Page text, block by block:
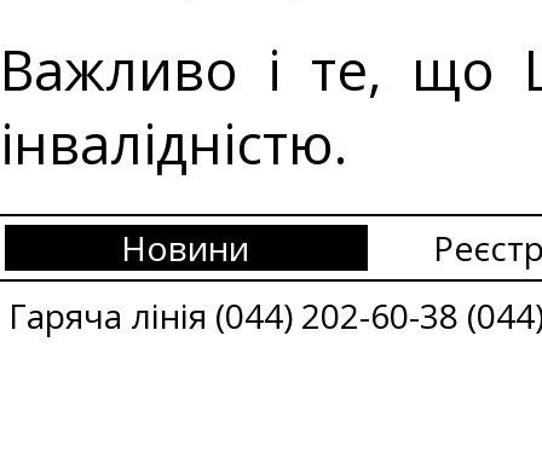
Важливо і те, що
інвалідністю.
Новини
Гаряча лінія (044) 202-60-38